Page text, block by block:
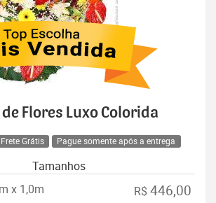
Flores Luxo Colorida
Frete Grátis Pague somente após a entrega
Tamanhos
x 1,0m
R$ 446,00